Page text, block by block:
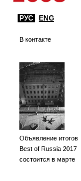
РУС ENG
В контакте
Объявление итогов
Best of Russia 2017
состоится в марте